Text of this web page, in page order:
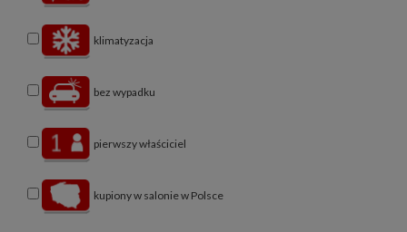
klimatyzacja
bez wypadku
pierwszy właściciel
kupiony w salonie w Polsce